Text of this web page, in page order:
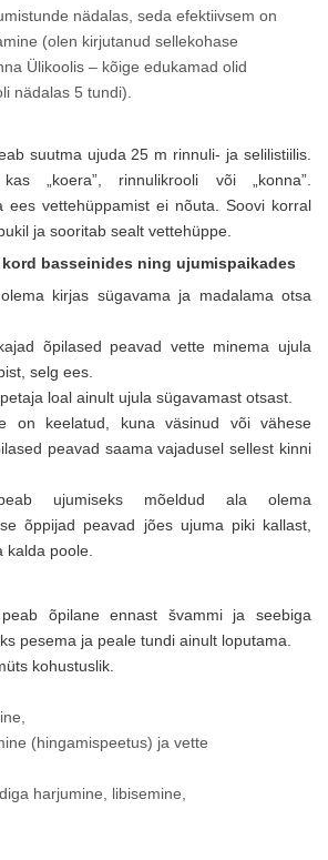
nädalas, seda efektiivsem on
(olen kirjutanud sellekohase
Ülikoolis – kõige edukamad olid
nädalas 5 tundi).
suutma ujuda 25 m rinnuli- ja selilistiilis.
„koera”, rinnulikrooli või „konna”.
ees vettehüppamist ei nõuta. Soovi korral
ja sooritab sealt vettehüppe.
basseinides ning ujumispaikades
kirjas sügavama ja madalama otsa
õpilased peavad vette minema ujula
selg ees.
loal ainult ujula sügavamast otsast.
on keelatud, kuna väsinud või vähese
peavad saama vajadusel sellest kinni
peab ujumiseks mõeldud ala olema
õppijad peavad jões ujuma piki kallast,
kalda poole.
õpilane ennast švammi ja seebiga
pesema ja peale tundi ainult loputama.
kohustuslik.
(hingamispeetus) ja vette
harjumine, libisemine,